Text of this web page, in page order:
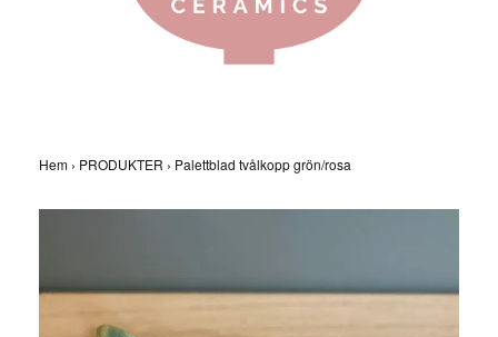
Hem › PRODUKTER › Palettblad tvålkopp grön/rosa